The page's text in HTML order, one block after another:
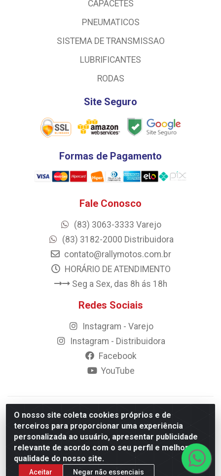
O nosso site coleta cookies próprios e de
terceiros para proporcionar uma experiência
personalizada ao usuário, apresentar publicidade
relevante de acordo com o seu perfil e melhorar a
qualidade do nosso site.
Aceitar Negar não essenciais
CAPACETES
PNEUMATICOS
SISTEMA DE TRANSMISSAO
LUBRIFICANTES
RODAS
Site Seguro
Formas de Pagamento
Fale Conosco
(83) 3063-3333 Varejo
(83) 3182-2000 Distribuidora
contato@rallymotos.com.br
HORÁRIO DE ATENDIMENTO
Seg a Sex, das 8h ás 18h
Redes Sociais
Instagram - Varejo
Instagram - Distribuidora
Facebook
YouTube
© 2023 Rally Motos - todos os direitos reservados.
Razão Social: Rally motos distribuidora, importadora e
transportadora de peças LTDA - CNPJ 09.262.859/0001-43 -
Rua Vigário Calixto 2900 - Catolé, Campina Grande/PB